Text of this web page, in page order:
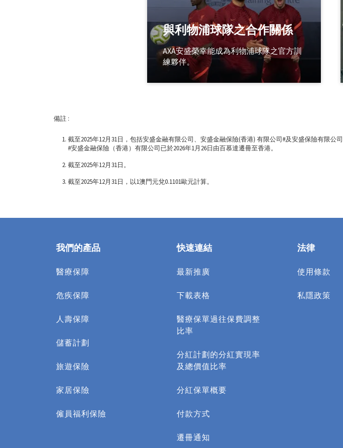
與利物浦球隊之合作關係
AXA安盛榮幸能成為利物浦球隊之官方訓
練夥伴。
備註 :
截至2025年12月31日，包括安盛金融有限公司、安盛金融保險(香港) 有限公司#及安盛保險有限公司
#安盛金融保險（香港）有限公司已於2026年1月26日由百慕達遷冊至香港。
截至2025年12月31日。
截至2025年12月31日，以1澳門元兌0.1101歐元計算。
我們的產品
醫療保障
危疾保障
人壽保障
儲蓄計劃
旅遊保險
家居保險
僱員福利保險
快速連結
最新推廣
下載表格
醫療保單過往保費調整
比率
分紅計劃的分紅實現率
及總價值比率
分紅保單概要
付款方式
遷冊通知
法律
使用條款​
私隱政策